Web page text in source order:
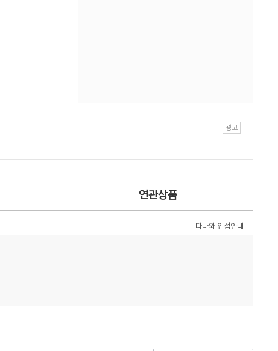
연관상품
다나와 입점안내